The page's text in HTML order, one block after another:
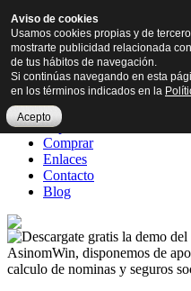
Menu
Ficha Técnica
Soporte
Comprar
Enlaces
Contacto
Blog
Aviso de cookies
Usamos cookies propias y de
mostrarte publicidad relacionada
de tus hábitos de navegación.
Si continúas navegando en esta
en los términos indicados en la
Acepto